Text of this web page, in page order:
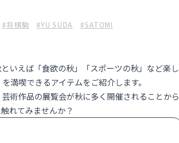
#将棋駒 #YU SUDA
#SATOMI
いえば「食欲の秋」「スポーツの秋」など楽し
満喫できるアイテムをご紹介します。
術作品の展覧会が秋に多く開催されることから
れてみませんか？